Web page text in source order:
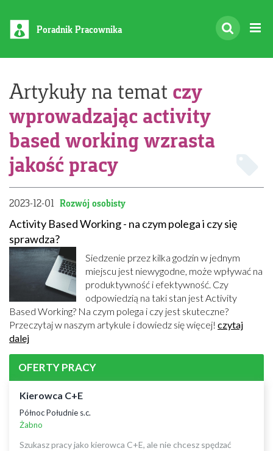
Poradnik Pracownika
Artykuły na temat czy
wprowadzając activity
based working wzrasta
jakość pracy
2023-12-01 Rozwój osobisty
Activity Based Working - na czym polega i czy się
sprawdza?
Siedzenie przez kilka godzin w jednym
miejscu jest niewygodne, może wpływać na
produktywność i efektywność. Czy
odpowiedzią na taki stan jest Activity
Based Working? Na czym polega i czy jest skuteczne?
Przeczytaj w naszym artykule i dowiedz się więcej! czytaj
dalej
OFERTY PRACY
Kierowca C+E
Północ Południe s.c.
Żabno
Szukasz pracy jako kierowca C+E, ale nie chcesz spędzać